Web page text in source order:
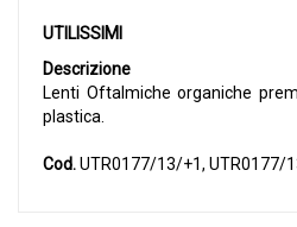
UTILISSIMI
Descrizione
Lenti Oftalmiche organiche
plastica.
Cod.UTR0177/13/+1, UTR0177/